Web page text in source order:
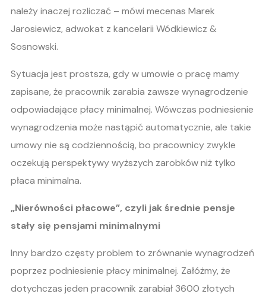
należy inaczej rozliczać – mówi mecenas Marek
Jarosiewicz, adwokat z kancelarii Wódkiewicz &
Sosnowski.
Sytuacja jest prostsza, gdy w umowie o pracę mamy
zapisane, że pracownik zarabia zawsze wynagrodzenie
odpowiadające płacy minimalnej. Wówczas podniesienie
wynagrodzenia może nastąpić automatycznie, ale takie
umowy nie są codziennością, bo pracownicy zwykle
oczekują perspektywy wyższych zarobków niż tylko
płaca minimalna.
„Nierówności płacowe”, czyli jak średnie pensje
stały się pensjami minimalnymi
Inny bardzo częsty problem to zrównanie wynagrodzeń
poprzez podniesienie płacy minimalnej. Załóżmy, że
dotychczas jeden pracownik zarabiał 3600 złotych